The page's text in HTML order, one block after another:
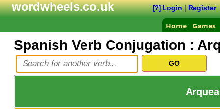
wordwheels.co.uk [?] Login|Register
Home Games
Spanish Verb Conjugation :